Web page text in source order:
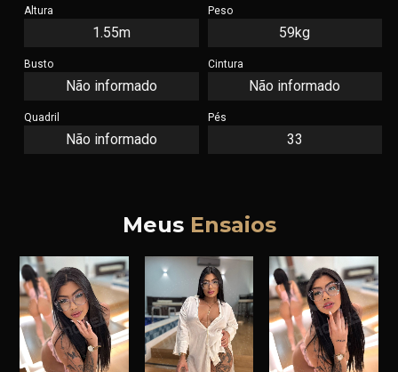
Altura
1.55m
Peso
59kg
Busto
Não informado
Cintura
Não informado
Quadril
Não informado
Pés
33
Meus Ensaios